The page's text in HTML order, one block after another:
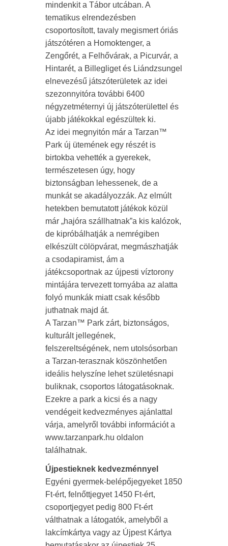
mindenkit a Tábor utcában. A
tematikus elrendezésben
csoportosított, tavaly megismert óriás
játszótéren a Homoktenger, a
Zengőrét, a Felhővárak, a Picurvár, a
Hintarét, a Billegliget és Liándzsungel
elnevezésű játszóterületek az idei
szezonnyitóra további 6400
négyzetméternyi új játszóterülettel és
újabb játékokkal egészültek ki.
Az idei megnyitón már a Tarzan™
Park új ütemének egy részét is
birtokba vehették a gyerekek,
természetesen úgy, hogy
biztonságban lehessenek, de a
munkát se akadályozzák. Az elmúlt
hetekben bemutatott játékok közül
már „hajóra szállhatnak”a kis kalózok,
de kipróbálhatják a nemrégiben
elkészült cölöpvárat, megmászhatják
a csodapiramist, ám a
játékcsoportnak az újpesti víztorony
mintájára tervezett tornyába az alatta
folyó munkák miatt csak később
juthatnak majd át.
A Tarzan™ Park zárt, biztonságos,
kulturált jellegének,
felszereltségének, nem utolsósorban
a Tarzan-terasznak köszönhetően
ideális helyszíne lehet születésnapi
buliknak, csoportos látogatásoknak.
Ezekre a park a kicsi és a nagy
vendégeit kedvezményes ajánlattal
várja, amelyről további információt a
www.tarzanpark.hu oldalon
találhatnak.
Újpestieknek kedvezménnyel
Egyéni gyermek-belépőjegyeket 1850
Ft-ért, felnőttjegyet 1450 Ft-ért,
csoportjegyet pedig 800 Ft-ért
válthatnak a látogatók, amelyből a
lakcímkártya vagy az Újpest Kártya